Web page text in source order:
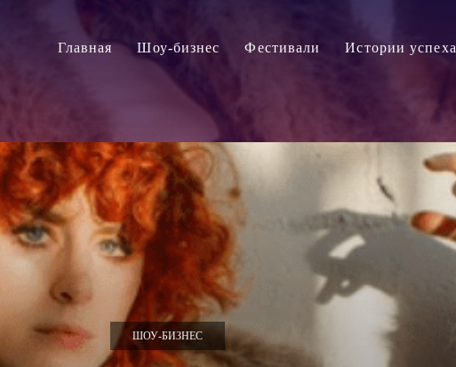
Главная Шоу-бизнес Фестивали Истории успеха
ШОУ-БИЗНЕС